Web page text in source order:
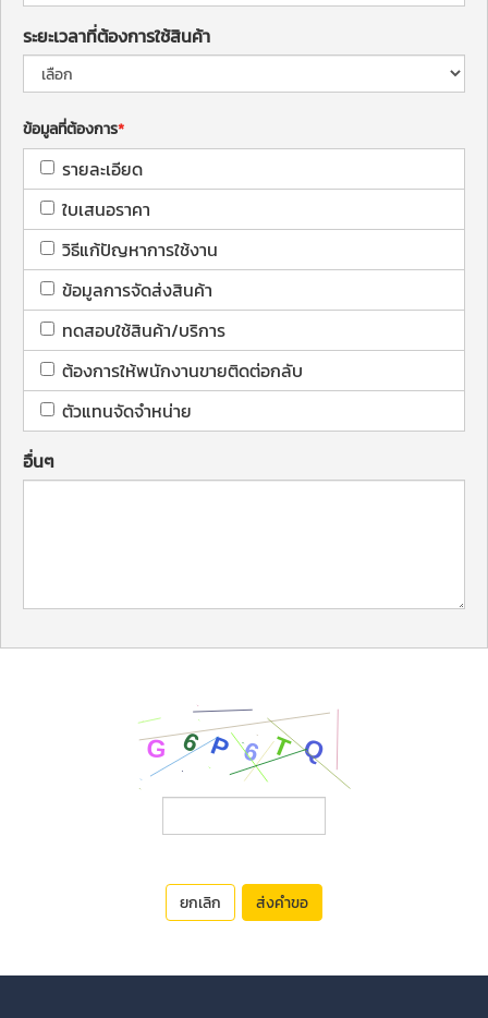
ระยะเวลาที่ต้องการใช้สินค้า
ข้อมูลที่ต้องการ
รายละเอียด
ใบเสนอราคา
วิธีแก้ปัญหาการใช้งาน
ข้อมูลการจัดส่งสินค้า
ทดสอบใช้สินค้า/บริการ
ต้องการให้พนักงานขายติดต่อกลับ
ตัวแทนจัดจำหน่าย
อื่นๆ
ยกเลิก ส่งคำขอ